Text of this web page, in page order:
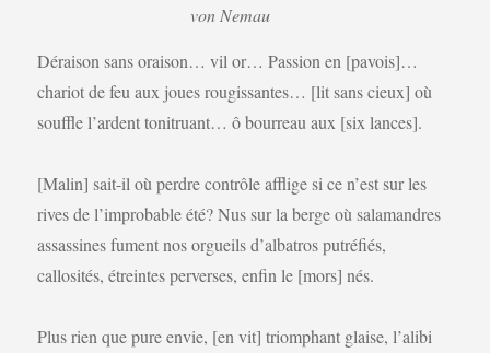
von Nemau
Déraison sans oraison… vil or… Passion en [pavois]…
chariot de feu aux joues rougissantes… [lit sans cieux] où
souffle l’ardent tonitruant… ô bourreau aux [six lances].
[Malin] sait-il où perdre contrôle afflige si ce n’est sur les
rives de l’improbable été? Nus sur la berge où salamandres
assassines fument nos orgueils d’albatros putréfiés,
callosités, étreintes perverses, enfin le [mors] nés.
Plus rien que pure envie, [en vit] triomphant glaise, l’alibi